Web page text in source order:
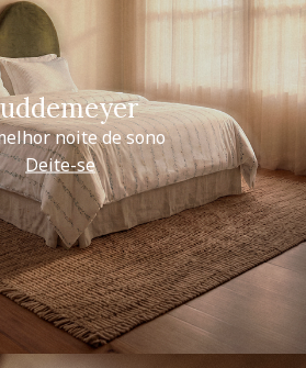
noite de sono
Deite-se